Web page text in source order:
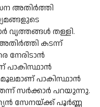
അതിർത്തി
വൃത്തങ്ങൾ തള്ളി.
കടന്ന്
നേരിടാൻ
പാകിസ്ഥാൻ
മൂലമാണ് പാകിസ്ഥാൻ
സർക്കാർ പറയുന്നു.
സേനയ്ക്ക് പൂർണ്ണ